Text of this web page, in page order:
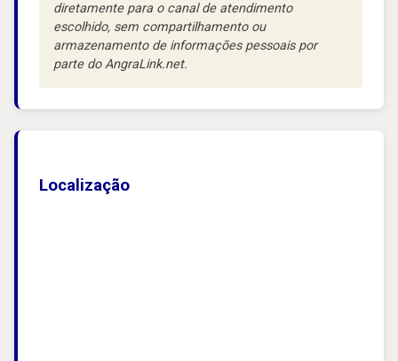
diretamente para o canal de atendimento
escolhido, sem compartilhamento ou
armazenamento de informações pessoais por
parte do AngraLink.net.
Localização